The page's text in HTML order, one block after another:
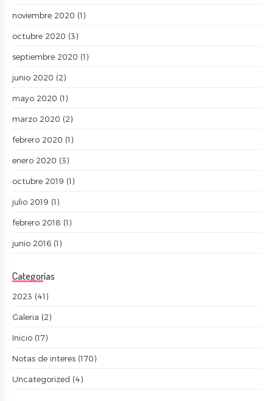
noviembre 2020 (1)
octubre 2020 (3)
septiembre 2020 (1)
junio 2020 (2)
mayo 2020 (1)
marzo 2020 (2)
febrero 2020 (1)
enero 2020 (3)
octubre 2019 (1)
julio 2019 (1)
febrero 2018 (1)
junio 2016 (1)
Categorías
2023 (41)
Galeria (2)
Inicio (17)
Notas de interes (170)
Uncategorized (4)